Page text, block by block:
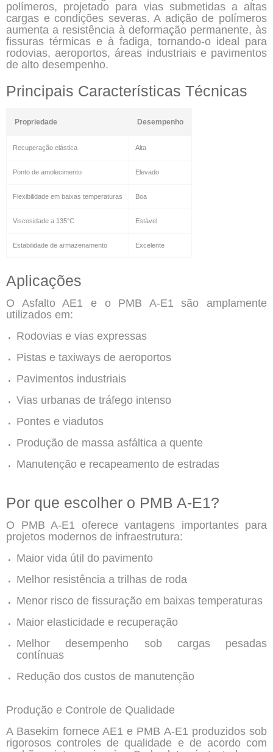
polímeros, projetado para vias submetidas a altas
cargas e condições severas. A adição de polímeros
aumenta a resistência à deformação permanente, às
fissuras térmicas e à fadiga, tornando-o ideal para
rodovias, aeroportos, áreas industriais e pavimentos
de alto desempenho.
Principais Características Técnicas
Propriedade Desempenho
Recuperação elástica Alta
Ponto de amolecimento Elevado
Flexibilidade em baixas temperaturas Boa
Viscosidade a 135°C Estável
Estabilidade de armazenamento Excelente
Aplicações
O Asfalto AE1 e o PMB A-E1 são amplamente
utilizados em:
Rodovias e vias expressas
Pistas e taxiways de aeroportos
Pavimentos industriais
Vias urbanas de tráfego intenso
Pontes e viadutos
Produção de massa asfáltica a quente
Manutenção e recapeamento de estradas
Por que escolher o PMB A-E1?
O PMB A-E1 oferece vantagens importantes para
projetos modernos de infraestrutura:
Maior vida útil do pavimento
Melhor resistência a trilhas de roda
Menor risco de fissuração em baixas temperaturas
Maior elasticidade e recuperação
Melhor desempenho sob cargas pesadas
contínuas
Redução dos custos de manutenção
Produção e Controle de Qualidade
A Basekim fornece AE1 e PMB A-E1 produzidos sob
rigorosos controles de qualidade e de acordo com